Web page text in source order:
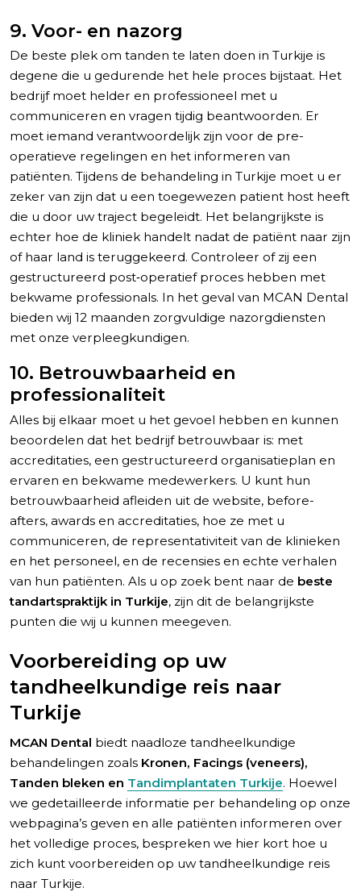
9. Voor- en nazorg
De beste plek om tanden te laten doen in Turkije is
degene die u gedurende het hele proces bijstaat. Het
bedrijf moet helder en professioneel met u
communiceren en vragen tijdig beantwoorden. Er
moet iemand verantwoordelijk zijn voor de pre-
operatieve regelingen en het informeren van
patiënten. Tijdens de behandeling in Turkije moet u er
zeker van zijn dat u een toegewezen patient host heeft
die u door uw traject begeleidt. Het belangrijkste is
echter hoe de kliniek handelt nadat de patiënt naar zijn
of haar land is teruggekeerd. Controleer of zij een
gestructureerd post‑operatief proces hebben met
bekwame professionals. In het geval van MCAN Dental
bieden wij 12 maanden zorgvuldige nazorgdiensten
met onze verpleegkundigen.
10. Betrouwbaarheid en
professionaliteit
Alles bij elkaar moet u het gevoel hebben en kunnen
beoordelen dat het bedrijf betrouwbaar is: met
accreditaties, een gestructureerd organisatieplan en
ervaren en bekwame medewerkers. U kunt hun
betrouwbaarheid afleiden uit de website, before-
afters, awards en accreditaties, hoe ze met u
communiceren, de representativiteit van de klinieken
en het personeel, en de recensies en echte verhalen
van hun patiënten. Als u op zoek bent naar de beste
tandartspraktijk in Turkije, zijn dit de belangrijkste
punten die wij u kunnen meegeven.
Voorbereiding op uw
tandheelkundige reis naar
Turkije
MCAN Dental biedt naadloze tandheelkundige
behandelingen zoals Kronen, Facings (veneers),
Tanden bleken en Tandimplantaten Turkije. Hoewel
we gedetailleerde informatie per behandeling op onze
webpagina’s geven en alle patiënten informeren over
het volledige proces, bespreken we hier kort hoe u
zich kunt voorbereiden op uw tandheelkundige reis
naar Turkije.